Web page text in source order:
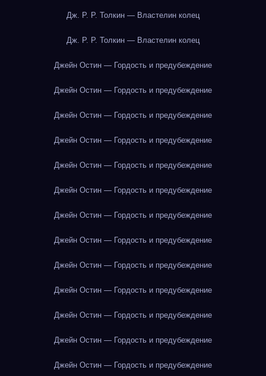
Дж. Р. Р. Толкин — Властелин колец
Дж. Р. Р. Толкин — Властелин колец
Джейн Остин — Гордость и предубеждение
Джейн Остин — Гордость и предубеждение
Джейн Остин — Гордость и предубеждение
Джейн Остин — Гордость и предубеждение
Джейн Остин — Гордость и предубеждение
Джейн Остин — Гордость и предубеждение
Джейн Остин — Гордость и предубеждение
Джейн Остин — Гордость и предубеждение
Джейн Остин — Гордость и предубеждение
Джейн Остин — Гордость и предубеждение
Джейн Остин — Гордость и предубеждение
Джейн Остин — Гордость и предубеждение
Джейн Остин — Гордость и предубеждение